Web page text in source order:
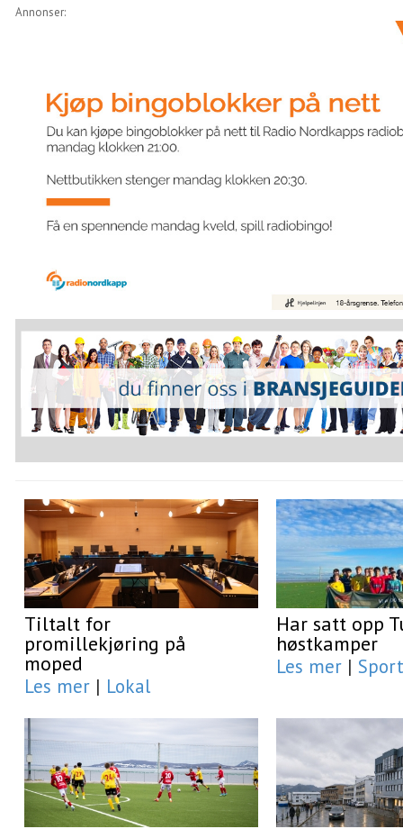
Annonser:
Tiltalt for
promillekjøring på
moped
Les mer | Lokal
Har satt opp
høstkamper
Les mer | Sport